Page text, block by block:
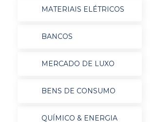
MATERIAIS ELÉTRICOS
BANCOS
MERCADO DE LUXO
BENS DE CONSUMO
QUÍMICO & ENERGIA